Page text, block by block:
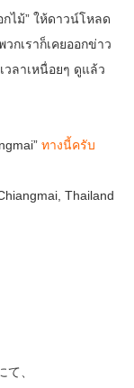
ไม้” ให้ดาวน์โหลด
กเราก็เคยออกข่าว
วลาเหนื่อยๆ ดูแล้ว
ทางนี้ครับ
Chiangmai, Thailand
て、